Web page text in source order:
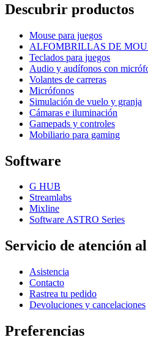
Descubrir productos
Mouse para juegos
ALFOMBRILLAS DE
Teclados para juegos
Audio y audífonos con
Volantes de carreras
Micrófonos
Simulación de vuelo y granja
Cámaras e iluminación
Gamepads y controles
Mobiliario para gaming
Software
G HUB
Streamlabs
Mixline
Software ASTRO Series
Servicio de atención
Asistencia
Contacto
Rastrea tu pedido
Devoluciones y cancelaciones
Preferencias